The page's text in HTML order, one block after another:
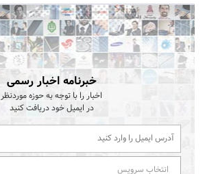
خبرنامه اخبار رسمی
اخبار را با توجه به حوزه موردنظر
در ایمیل خود دریافت کنید
انتخاب سرویس